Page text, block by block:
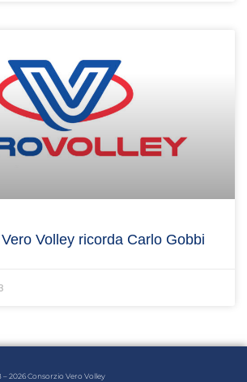
Volley ricorda Carlo Gobbi
– 2026 Consorzio Vero Volley